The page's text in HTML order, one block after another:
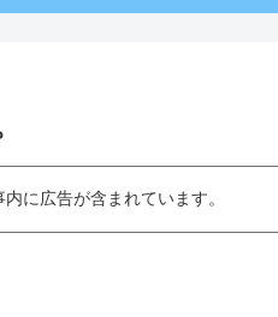
内に広告が含まれています。